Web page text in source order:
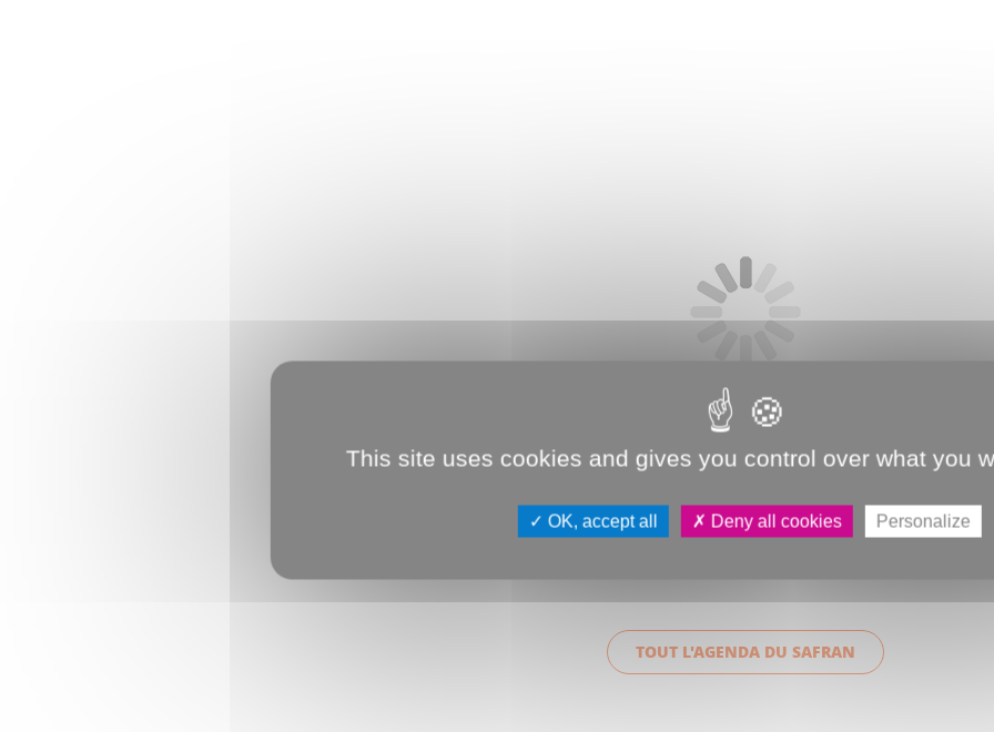
TOUT L'AGENDA DU SAFRAN
This site uses cookies and gives you control over what you
OK, accept all Deny all cookies Personalize